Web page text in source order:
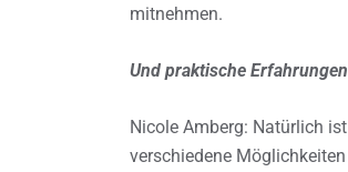
mitnehmen.
Und praktische
Nicole Amberg: Natürlich
verschiedene